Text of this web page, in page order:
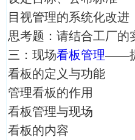
目视管理的系统化改进
思考题：请结合工厂的
三：现场看板管理——
看板的定义与功能
管理看板的作用
看板管理与现场
看板的内容